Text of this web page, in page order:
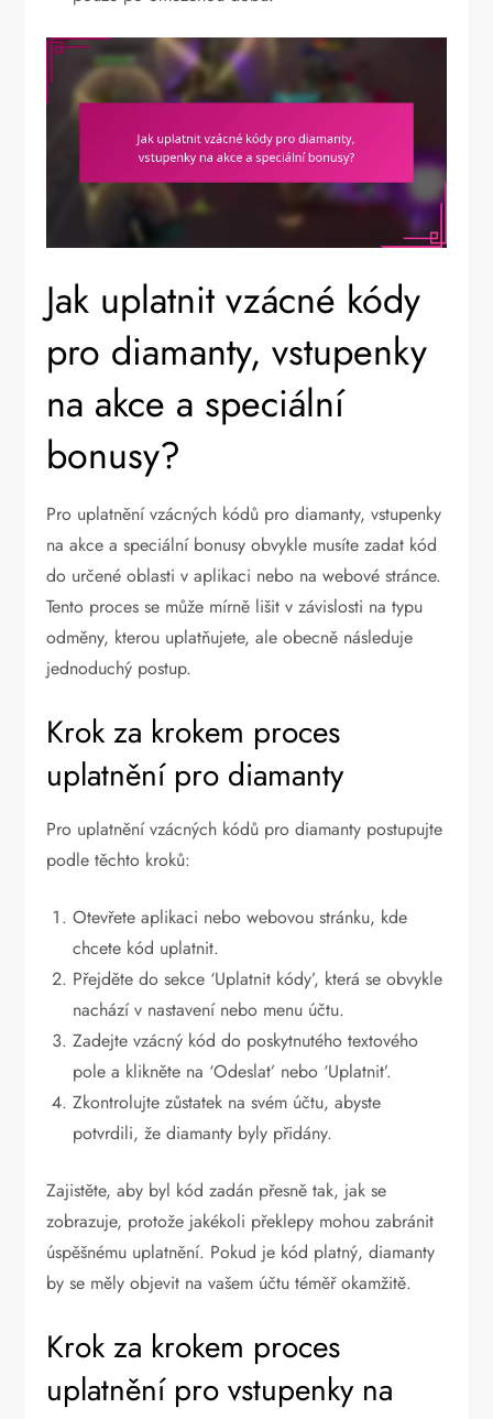
Jak uplatnit vzácné kódy
pro diamanty, vstupenky
na akce a speciální
bonusy?
Pro uplatnění vzácných kódů pro diamanty, vstupenky
na akce a speciální bonusy obvykle musíte zadat kód
do určené oblasti v aplikaci nebo na webové stránce.
Tento proces se může mírně lišit v závislosti na typu
odměny, kterou uplatňujete, ale obecně následuje
jednoduchý postup.
Krok za krokem proces
uplatnění pro diamanty
Pro uplatnění vzácných kódů pro diamanty postupujte
podle těchto kroků:
Otevřete aplikaci nebo webovou stránku, kde
chcete kód uplatnit.
Přejděte do sekce ‘Uplatnit kódy’, která se obvykle
nachází v nastavení nebo menu účtu.
Zadejte vzácný kód do poskytnutého textového
pole a klikněte na ‘Odeslat’ nebo ‘Uplatnit’.
Zkontrolujte zůstatek na svém účtu, abyste
potvrdili, že diamanty byly přidány.
Zajistěte, aby byl kód zadán přesně tak, jak se
zobrazuje, protože jakékoli překlepy mohou zabránit
úspěšnému uplatnění. Pokud je kód platný, diamanty
by se měly objevit na vašem účtu téměř okamžitě.
Krok za krokem proces
uplatnění pro vstupenky na